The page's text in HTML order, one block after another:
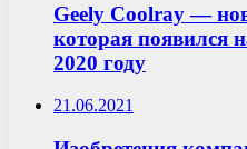
Geely Coolray —
которая появился
2020 году
21.06.2021